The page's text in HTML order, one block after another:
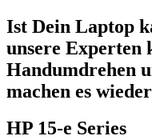
Ist Dein Laptop
unsere Experten
Handumdrehen
machen es
HP 15-e Series